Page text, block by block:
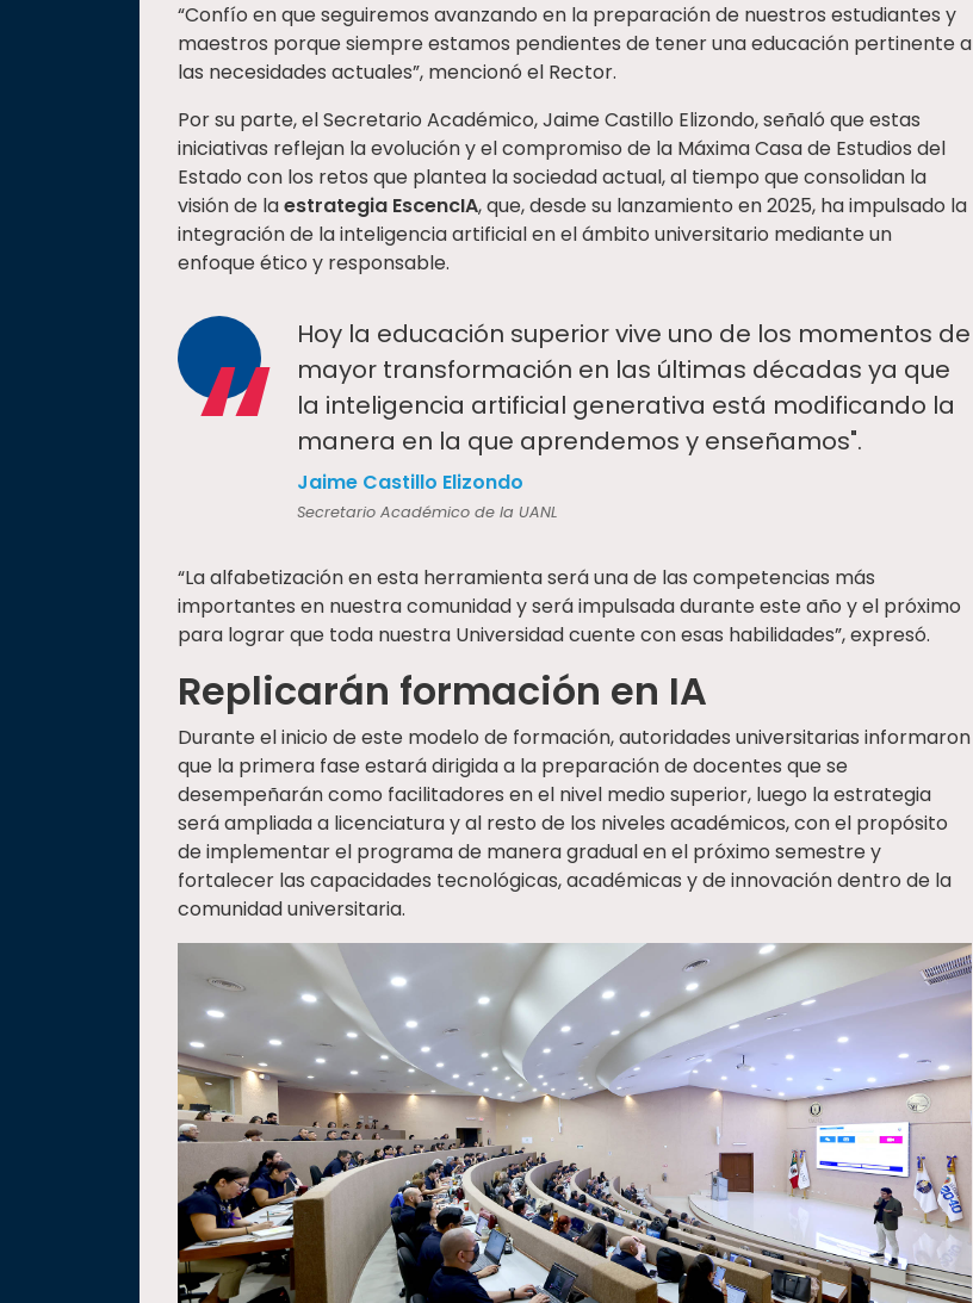
“Confío en que seguiremos avanzando en la preparación de nuestros estudiantes y
maestros porque siempre estamos pendientes de tener una educación pertinente a
las necesidades actuales”, mencionó el Rector.
Por su parte, el Secretario Académico, Jaime Castillo Elizondo, señaló que estas
iniciativas reflejan la evolución y el compromiso de la Máxima Casa de Estudios del
Estado con los retos que plantea la sociedad actual, al tiempo que consolidan la
visión de laestrategia EscencIA, que, desde su lanzamiento en 2025, ha impulsado la
integración de la inteligencia artificial en el ámbito universitario mediante un
enfoque ético y responsable.
“
Hoy la educación superior vive uno de los momentos de
mayor transformación en las últimas décadas ya que
la inteligencia artificial generativa está modificando la
manera en la que aprendemos y enseñamos".
Jaime Castillo Elizondo
Secretario Académico de la UANL
“La alfabetización en esta herramienta será una de las competencias más
importantes en nuestra comunidad y será impulsada durante este año y el próximo
para lograr que toda nuestra Universidad cuente con esas habilidades”, expresó.
Replicarán formación en IA
Durante el inicio de este modelo de formación, autoridades universitarias informaron
que la primera fase estará dirigida a la preparación de docentes que se
desempeñarán como facilitadores en el nivel medio superior, luego la estrategia
será ampliada a licenciatura y al resto de los niveles académicos, con el propósito
de implementar el programa de manera gradual en el próximo semestre y
fortalecer las capacidades tecnológicas, académicas y de innovación dentro de la
comunidad universitaria.